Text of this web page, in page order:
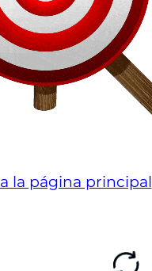
la página principal